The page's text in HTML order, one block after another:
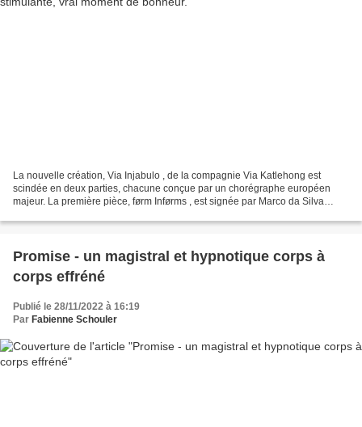
La nouvelle création, Via Injabulo , de la compagnie Via Katlehong est
scindée en deux parties, chacune conçue par un chorégraphe européen
majeur. La première pièce, førm Inførms , est signée par Marco da Silva
Promise - un magistral et hypnotique corps à
corps effréné
Publié le 28/11/2022 à 16:19
Par Fabienne Schouler